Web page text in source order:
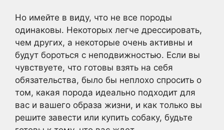
Но имейте в виду, что не все породы
одинаковы. Некоторых легче дрессировать,
чем других, а некоторые очень активны и
будут бороться с неподвижностью. Если вы
чувствуете, что готовы взять на себя
обязательства, было бы неплохо спросить о
том, какая порода идеально подходит для
вас и вашего образа жизни, и как только вы
решите завести или купить собаку, будьте